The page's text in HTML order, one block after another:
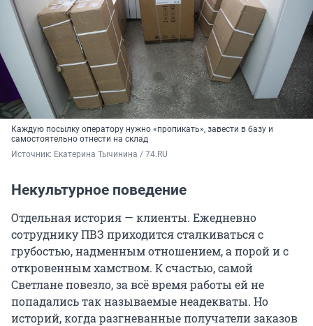
Каждую посылку оператору нужно «пропикать», завести в базу и
самостоятельно отнести на склад
Источник: Екатерина Тычинина / 74.RU
Некультурное поведение
Отдельная история — клиенты. Ежедневно
сотруднику ПВЗ приходится сталкиваться с
грубостью, надменным отношением, а порой и с
откровенным хамством. К счастью, самой
Светлане повезло, за всё время работы ей не
попадались так называемые неадекваты. Но
историй, когда разгневанные получатели заказов